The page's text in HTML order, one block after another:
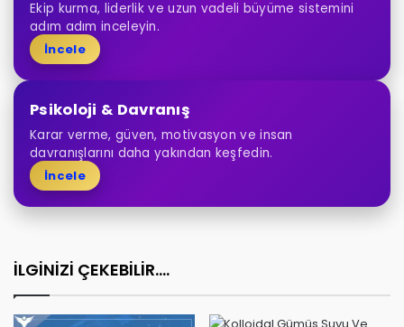
Ekip kurma, liderlik ve uzun vadeli büyüme sistemini
adım adım inceleyin.
İncele
Psikoloji & Davranış
Karar verme, güven, motivasyon ve insan
davranışlarını daha yakından keşfedin.
İncele
İLGİNİZİ ÇEKEBİLİR....